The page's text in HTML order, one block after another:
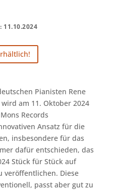
11.10.2024
Pianisten Rene
wird am 11. Oktober 2024
Records
Ansatz für die
insbesondere für das
dafür entschieden, das
Stück für Stück auf
veröffentlichen. Diese
passt aber gut zu